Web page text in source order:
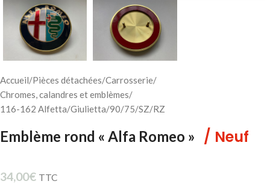
Accueil/Pièces détachées/Carrosserie/
Chromes, calandres et emblèmes/
116-162 Alfetta/Giulietta/90/75/SZ/RZ
Emblème rond « Alfa Romeo » / Neuf
34,00€ TTC